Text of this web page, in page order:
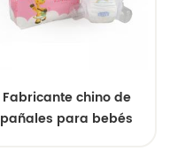
Fabricante chino de
pañales para bebés